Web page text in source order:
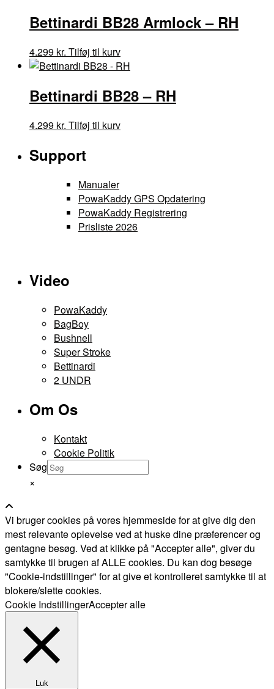
på
varesiden
flere
varianter.
Mulighederne
kan
på
varesiden
Bettinardi BB28 Armlock – RH
4.299 kr. Tilføj til kurvDette
vare
flere
varianter.
Mulighederne
Bettinardi BB28 – RH
4.299 kr. Tilføj til kurvDette
Mulighederne
kan
vælges
Support
Manualer
PowaKaddy GPS Opdatering
PowaKaddy Registrering
Prisliste 2026
Video
PowaKaddy
BagBoy
Bushnell
Super Stroke
Bettinardi
2 UNDR
Om Os
Kontakt
Cookie Politik
Søg
×
Vi bruger cookies på vores hjemmeside for at give dig den
mest relevante oplevelse ved at huske dine præferencer og
gentagne besøg. Ved at klikke på "Accepter alle", giver du
samtykke til brugen af ALLE cookies. Du kan dog besøge
"Cookie-indstillinger" for at give et kontrolleret samtykke til at
blokere/slette cookies.
Cookie IndstillingerAccepter alle
Luk